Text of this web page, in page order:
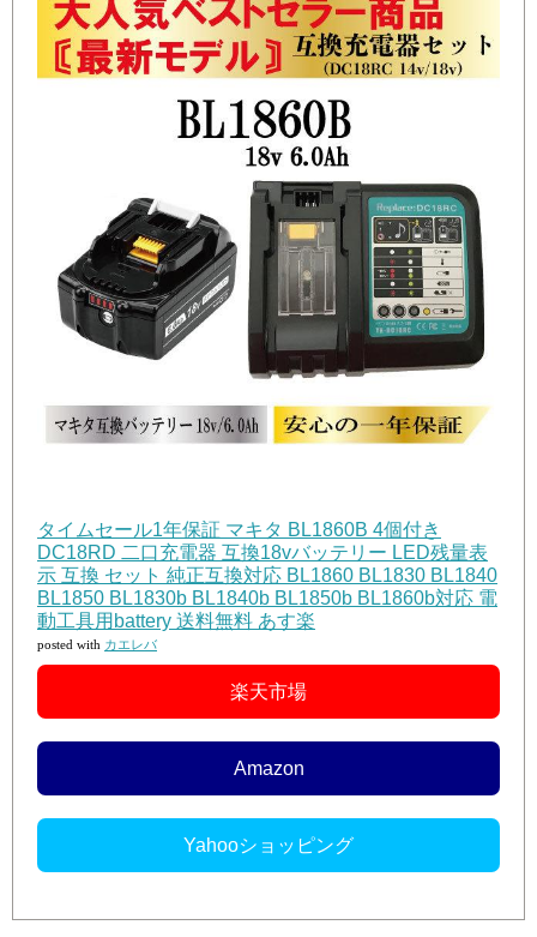
タイムセール1年保証 マキタ BL1860B 4個付き
DC18RD 二口充電器 互換18vバッテリー LED残量表
示 互換 セット 純正互換対応 BL1860 BL1830 BL1840
BL1850 BL1830b BL1840b BL1850b BL1860b対応 電
動工具用battery 送料無料 あす楽
posted with カエレバ
楽天市場
Amazon
Yahooショッピング